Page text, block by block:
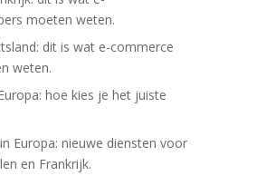
moeten weten.
dit is wat e-commerce
weten.
hoe kies je het juiste
Europa: nieuwe diensten voor
en Frankrijk.